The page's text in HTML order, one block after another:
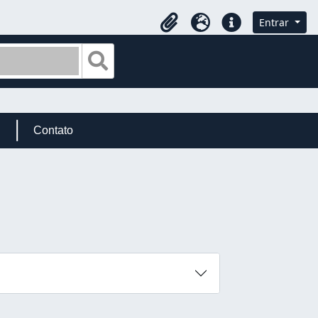
Área de transferência
IdiomaLigações rápidas
Entrar
Contato